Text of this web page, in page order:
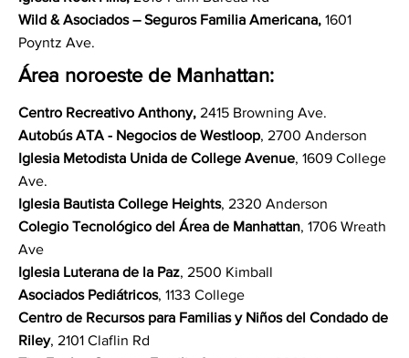
Wild & Asociados – Seguros Familia Americana,1601
Poyntz Ave.
Área noroeste de Manhattan:
Centro Recreativo Anthony,2415 Browning Ave.
Autobús ATA - Negocios de Westloop, 2700 Anderson
Iglesia Metodista Unida de College Avenue, 1609 College
Ave.
Iglesia Bautista College Heights, 2320 Anderson
Colegio Tecnológico del Área de Manhattan, 1706 Wreath
Ave
Iglesia Luterana de la Paz, 2500 Kimball
Asociados Pediátricos, 1133 College
Centro de Recursos para Familias y Niños del Condado de
Riley, 2101 Claflin Rd